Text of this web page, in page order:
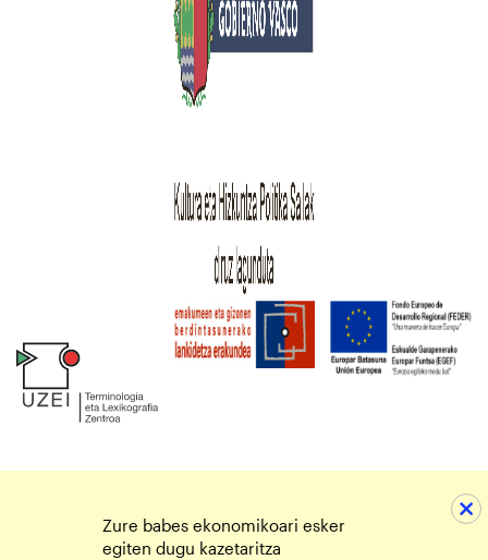
Zure babes ekonomikoari esker
egiten dugu kazetaritza